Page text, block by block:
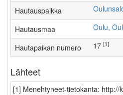
Hautauspaikka
Hautausmaa Oulu,
Hautapaikan numero 17 [1]
Lähteet
[1] Menehtyneet-tietokanta: